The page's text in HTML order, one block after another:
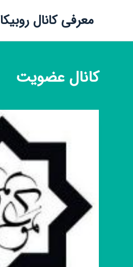
معرفی کانال روبیکا
کانال عضویت